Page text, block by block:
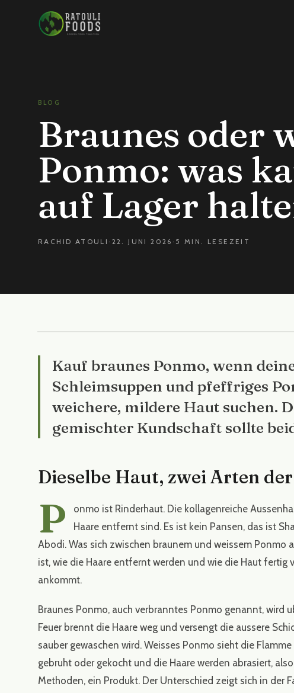
BLOG
Braunes oder
Ponmo: was
auf Lager
RACHID ATOULI · 22. JUNI 2026 · 5 MIN. LESEZEIT
Kauf braunes Ponmo, wenn
Schleimsuppen und pfeffriges
weichere, mildere Haut suchen.
gemischter Kundschaft sollte
Dieselbe Haut, zwei Arten
P
onmo ist Rinderhaut. Die kollagenreiche
Haare entfernt sind. Es ist kein Pansen, das ist
Abodi. Was sich zwischen braunem und weissem Ponmo
ist, wie die Haare entfernt werden und wie die Haut fertig
ankommt.
Braunes Ponmo, auch verbranntes Ponmo genannt, wird
Feuer brennt die Haare weg und versengt die aussere
sauber gewaschen wird. Weisses Ponmo sieht die
gebruht oder gekocht und die Haare werden abrasiert,
Methoden, ein Produkt. Der Unterschied zeigt sich in der